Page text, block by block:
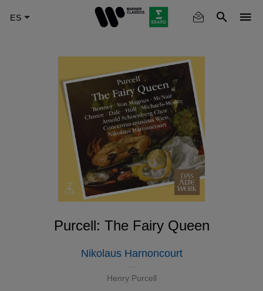
Purcell: The Fairy Queen
Nikolaus Harnoncourt
Henry Purcell